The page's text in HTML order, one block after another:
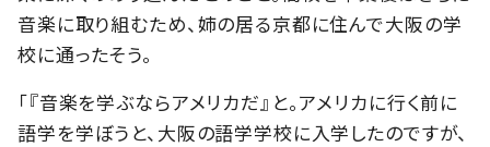
音楽に取り組むため、姉の居る京都に住んで大阪の学
校に通ったそう。
「『音楽を学ぶならアメリカだ』と。アメリカに行く前に
語学を学ぼうと、大阪の語学学校に入学したのですが、